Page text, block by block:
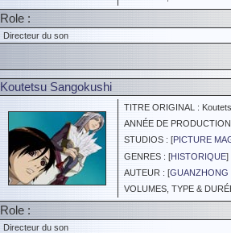
Role :
Directeur du son
Koutetsu Sangokushi
TITRE ORIGINAL :
ANNÉE DE
STUDIOS : [PICTURE
GENRES : [HISTORIQUE]
AUTEUR : [GUANZHONG
VOLUMES, TYPE &
Role :
Directeur du son